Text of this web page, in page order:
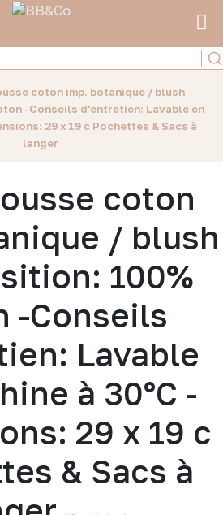
coton imp. botanique / blush
-Conseils d'entretien: Lavable en
29 x 19 c Pochettes & Sacs à
langer
coton
/ blush
100%
-Conseils
Lavable
à 30°C -
29 x 19 c
& Sacs à